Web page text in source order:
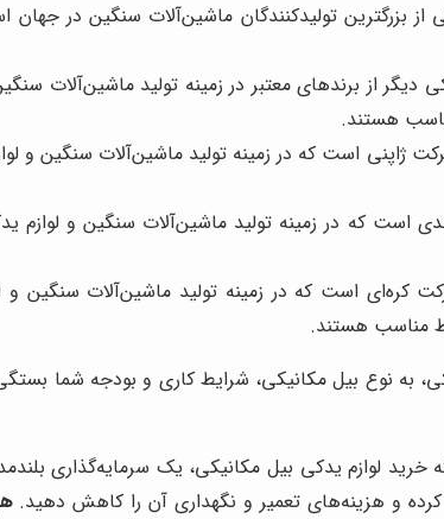
از بزرگترین تولیدکنندگان ماشین‌آلات سنگین در
دیگر از برندهای معتبر در زمینه تولید ماشین‌آلات
هستند.
ژاپنی است که در زمینه تولید ماشین‌آلات سنگین و
است که در زمینه تولید ماشین‌آلات سنگین و لوازم
کره‌ای است که در زمینه تولید ماشین‌آلات سنگین و
مناسب هستند.
به نوع بیل مکانیکی، شرایط کاری و بودجه شما
خرید لوازم یدکی بیل مکانیکی، یک سرمایه‌گذاری
و هزینه‌های تعمیر و نگهداری آن را کاهش دهید.